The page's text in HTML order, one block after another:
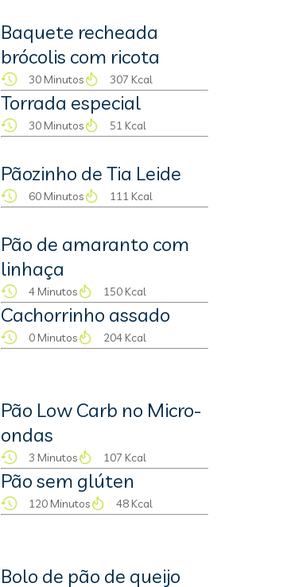
Baquete recheada
brócolis com ricota
30 Minutos 307 Kcal
Torrada especial
30 Minutos 51 Kcal
Pãozinho de Tia Leide
60 Minutos 111 Kcal
Pão de amaranto com
linhaça
4 Minutos 150 Kcal
Cachorrinho assado
0 Minutos 204 Kcal
Pão Low Carb no Micro-
ondas
3 Minutos 107 Kcal
Pão sem glúten
120 Minutos 48 Kcal
Bolo de pão de queijo